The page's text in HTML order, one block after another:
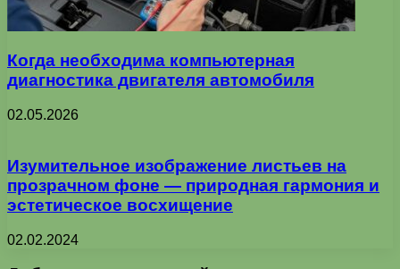
Когда необходима компьютерная
диагностика двигателя автомобиля
02.05.2026
Изумительное изображение листьев на
прозрачном фоне — природная гармония и
эстетическое восхищение
02.02.2024